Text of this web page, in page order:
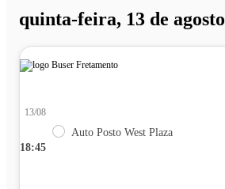
quinta-feira, 13 de agosto
18:45
13/08
Auto Posto West Plaza